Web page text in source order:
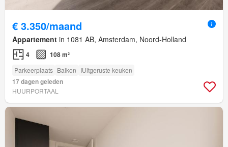
€ 3.350/maand
Appartement in 1081 AB, Amsterdam, Noord-Holland
4 108 m²
Parkeerplaats Balkon IUitgeruste keuken
17 dagen geleden
HUURPORTAAL